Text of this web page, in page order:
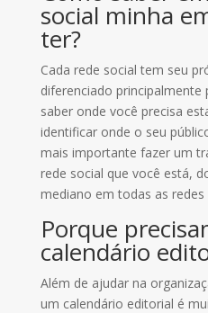
social minha
ter?
Cada rede social tem seu
diferenciado principalmente
saber onde você precisa
identificar onde o seu
mais importante fazer um
rede social que você está,
mediano em todas as redes
Porque
calendário
Além de ajudar na
um calendário editorial é